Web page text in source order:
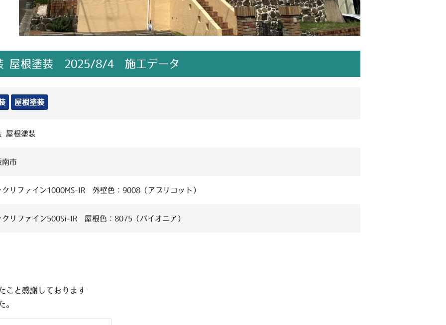
屋根塗装 2025/8/4 施工データ
屋根塗装
屋根塗装
南市
クリファイン1000MS-IR 外壁色：9008（アプリコット）
クリファイン500Si-IR 屋根色：8075（パイオニア）
こと感謝しております
。